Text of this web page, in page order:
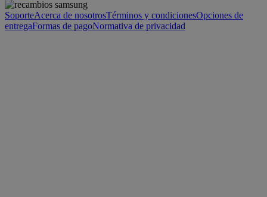
SoporteAcerca de nosotrosTérminos y condicionesOpciones de
entregaFormas de pagoNormativa de privacidad